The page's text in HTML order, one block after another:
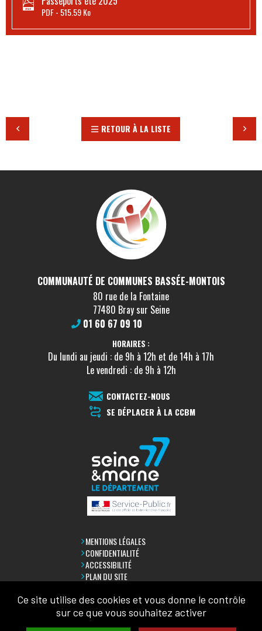
PDF 515.59 Ko
RETOUR À LA LISTE
COMMUNAUTÉ DE COMMUNES BASSÉE-MONTOIS
80 rue de la Fontaine
77480 Bray sur Seine
01 60 67 09 10
HORAIRES :
Du lundi au jeudi : de 9h à 12h et de 14h à 17h
Le vendredi : de 9h à 12h
CONTACTEZ-NOUS
SE DÉPLACER À LA CCBM
MENTIONS LÉGALES
CONFIDENTIALITÉ
ACCESSIBILITÉ
PLAN DU SITE
LETTRE D'INFORMATION
SAISIR VOTRE COURRIEL:
Ce site utilise des cookies et vous donne le contrôle
sur ce que vous souhaitez activer